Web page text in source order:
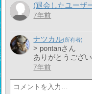
(退会したユーザ
7年前
ナツカル
> pontanさん
ありがとうござ
7年前